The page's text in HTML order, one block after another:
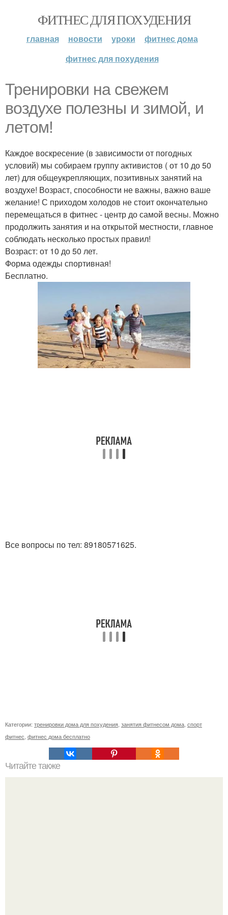
ФИТНЕС ДЛЯ ПОХУДЕНИЯ
главная новости уроки
фитнес дома
фитнес для похудения
Тренировки на свежем
воздухе полезны и зимой, и
летом!
Каждое воскресение (в зависимости от погодных
условий) мы собираем группу активистов ( от 10 до 50
лет) для общеукрепляющих, позитивных занятий на
воздухе! Возраст, способности не важны, важно ваше
желание! С приходом холодов не стоит окончательно
перемещаться в фитнес - центр до самой весны. Можно
продолжить занятия и на открытой местности, главное
соблюдать несколько простых правил!
Возраст: от 10 до 50 лет.
Форма одежды спортивная!
Бесплатно.
Все вопросы по тел: 89180571625.
Категории: тренировки дома для похудения занятия фитнесом дома спорт
фитнес фитнес дома бесплатно
Читайте также